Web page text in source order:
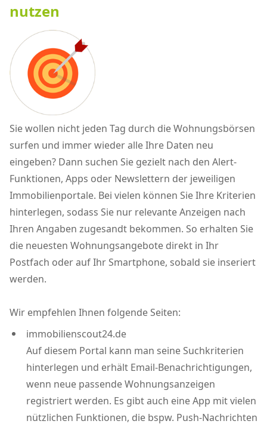
nutzen
Sie wollen nicht jeden Tag durch die Wohnungsbörsen
surfen und immer wieder alle Ihre Daten neu
eingeben? Dann suchen Sie gezielt nach den Alert-
Funktionen, Apps oder Newslettern der jeweiligen
Immobilienportale. Bei vielen können Sie Ihre Kriterien
hinterlegen, sodass Sie nur relevante Anzeigen nach
Ihren Angaben zugesandt bekommen. So erhalten Sie
die neuesten Wohnungsangebote direkt in Ihr
Postfach oder auf Ihr Smartphone, sobald sie inseriert
werden.
Wir empfehlen Ihnen folgende Seiten:
immobilienscout24.de
Auf diesem Portal kann man seine Suchkriterien
hinterlegen und erhält Email-Benachrichtigungen,
wenn neue passende Wohnungsanzeigen
registriert werden. Es gibt auch eine App mit vielen
nützlichen Funktionen, die bspw. Push-Nachrichten